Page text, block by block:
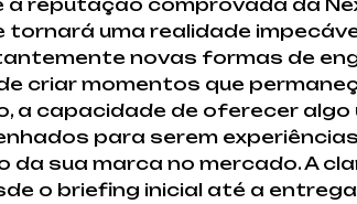
reputação comprovada da
uma realidade
novas formas de
criar momentos que
capacidade de oferecer algo
para serem
sua marca no mercado. A
o briefing inicial até a